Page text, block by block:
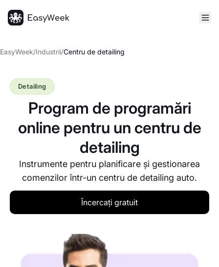
EasyWeek/Industrii/Centru de detailing
Program de programări
online pentru un centru de
detailing
Instrumente pentru planificare și gestionarea
comenzilor într-un centru de detailing auto.
Detailing
Încercați gratuit